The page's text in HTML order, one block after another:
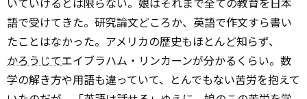
語で受けてきた。研究論文どころか、英語で作文すら書い
たことはなかった。アメリカの歴史もほとんど知らず、
かろうじてエイブラハム・リンカーンが分かるくらい。数
学の解き方や用語も違っていて、とんでもない苦労を抱えて